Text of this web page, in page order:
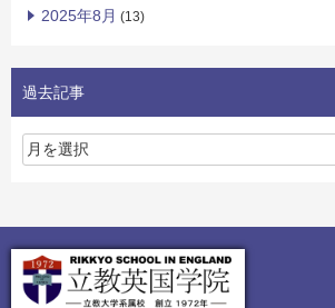
2025年8月 (13)
過去記事